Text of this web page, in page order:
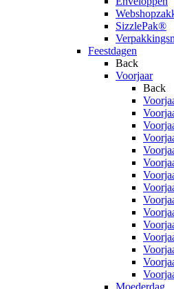
SizzlePak®
Feestdagen
Back
Voorjaar
Back
Moederdag